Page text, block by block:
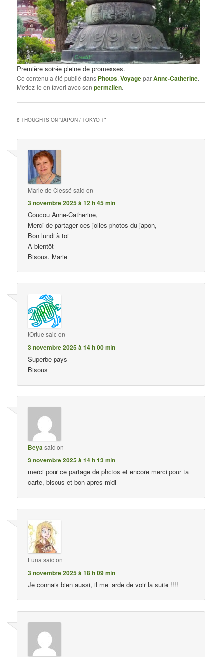
Première soirée pleine de promesses.
Ce contenu a été publié dans Photos,VoyageparAnne-Catherine.
Mettez-le en favori avec sonpermalien.
8 THOUGHTS ON “JAPON / TOKYO 1”
Marie de Clessé said on
3 novembre 2025 à 12 h 45 min
Coucou Anne-Catherine,
Merci de partager ces jolies photos du japon,
Bon lundi à toi
A bientôt
Bisous. Marie
tOrtue said on
3 novembre 2025 à 14 h 00 min
Superbe pays
Bisous
Beyasaid on
3 novembre 2025 à 14 h 13 min
merci pour ce partage de photos et encore merci pour ta
carte, bisous et bon apres midi
Luna said on
3 novembre 2025 à 18 h 09 min
Je connais bien aussi, il me tarde de voir la suite !!!!